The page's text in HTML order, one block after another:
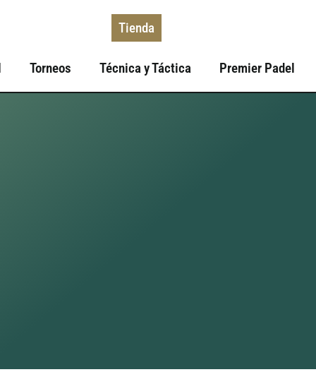
Tienda
Torneos Técnica y Táctica Premier Padel